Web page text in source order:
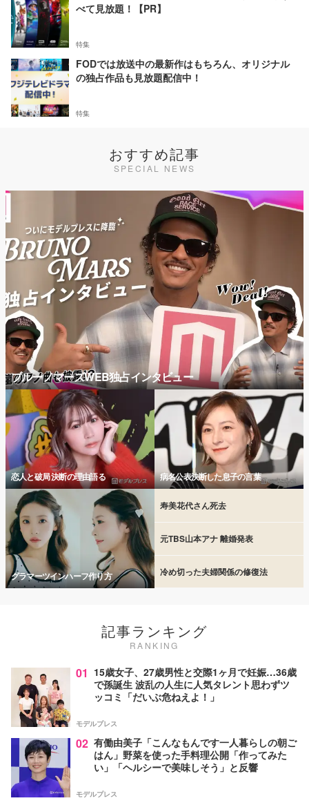
べて見放題！【PR】
特集
FODでは放送中の最新作はもちろん、オリジナル
の独占作品も見放題配信中！
特集
おすすめ記事
SPECIAL NEWS
ブルーノマーズWEB独占インタビュー
恋人と破局 決断の理由語る 病名公表決断した息子の言葉
グラマーツインハーフ作り方
寿美花代さん死去
元TBS山本アナ 離婚発表
冷め切った夫婦関係の修復法
記事ランキング
RANKING
01 15歳女子、27歳男性と交際1ヶ月で妊娠…36歳
で孫誕生 波乱の人生に人気タレント思わずツ
ッコミ「だいぶ危ねえよ！」
モデルプレス
02 有働由美子「こんなもんです一人暮らしの朝ご
はん」野菜を使った手料理公開「作ってみた
い」「ヘルシーで美味しそう」と反響
モデルプレス